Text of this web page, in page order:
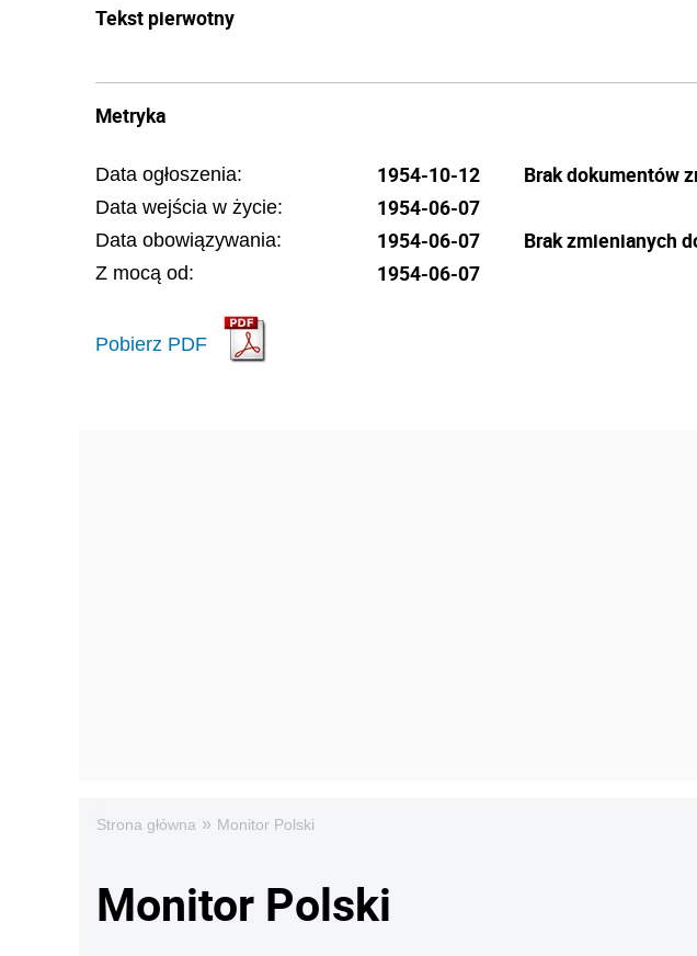
Tekst pierwotny
Metryka
Data ogłoszenia: 1954-10-12
Data wejścia w życie: 1954-06-07
Data obowiązywania: 1954-06-07
Z mocą od: 1954-06-07
Pobierz PDF
Brak dokumentów
Brak zmienianych
Strona główna » Monitor Polski
Monitor Polski